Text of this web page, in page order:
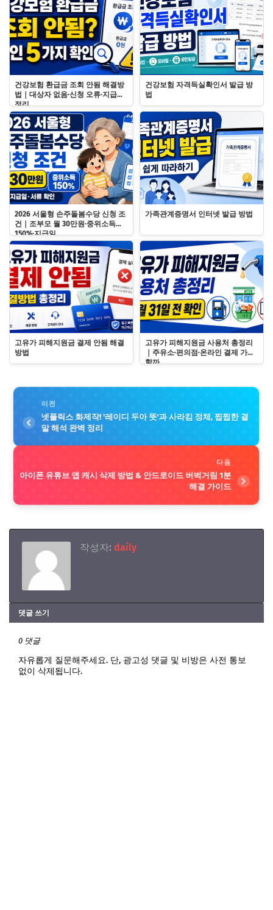
건강보험 환급금 조회 안됨 해결방
법｜대상자 없음·신청 오류·지급일
정리
건강보험 자격득실확인서 발급 방
법
2026 서울형 손주돌봄수당 신청 조
건｜조부모 월 30만원·중위소득
150%·지급일
가족관계증명서 인터넷 발급 방법
고유가 피해지원금 결제 안됨 해결
방법
고유가 피해지원금 사용처 총정리
｜주유소·편의점·온라인 결제 가능
할까
이전
넷플릭스 화제작! '레이디 두아 뜻'과 사라킴 정체, 찝찝한 결
말 해석 완벽 정리
다음
아이폰 유튜브 앱 캐시 삭제 방법 & 안드로이드 버벅거림 1분
해결 가이드
작성자: daily
댓글 쓰기
0 댓글
자유롭게 질문해주세요. 단, 광고성 댓글 및 비방은 사전 통보
없이 삭제됩니다.